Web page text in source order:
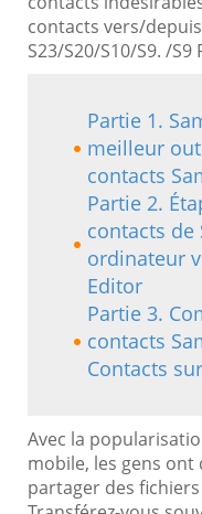
contacts vers/
S23/S20/S10/S9. /
Partie 1.
meilleur
contacts
Partie 2.
contacts de
ordinateur
Editor
Partie 3.
contacts
Contacts
Avec la
mobile, les gens ont
partager des